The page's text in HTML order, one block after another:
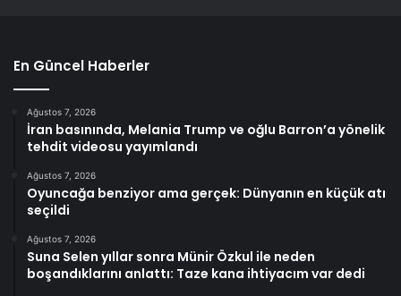
En Güncel Haberler
Ağustos 7, 2026
İran basınında, Melania Trump ve oğlu Barron’a yönelik
tehdit videosu yayımlandı
Ağustos 7, 2026
Oyuncağa benziyor ama gerçek: Dünyanın en küçük atı
seçildi
Ağustos 7, 2026
Suna Selen yıllar sonra Münir Özkul ile neden
boşandıklarını anlattı: Taze kana ihtiyacım var dedi